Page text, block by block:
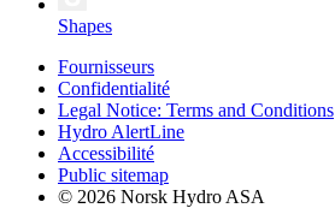
Shapes
Fournisseurs
Confidentialité
Legal Notice: Terms and Conditions
Hydro AlertLine
Accessibilité
Public sitemap
© 2026 Norsk Hydro ASA